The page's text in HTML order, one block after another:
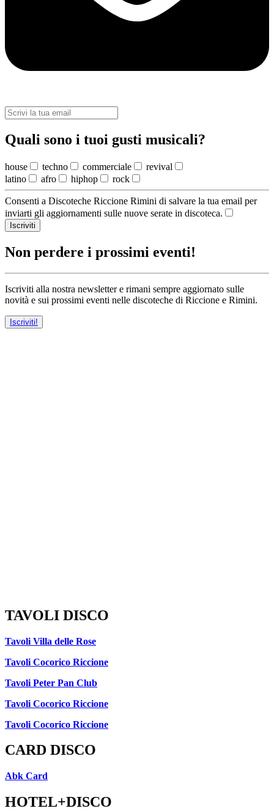
Quali sono i tuoi gusti musicali?
house techno commerciale
revival
latino
afro hiphop rock
Consenti a Discoteche Riccione Rimini di salvare la tua email per
inviarti gli aggiornamenti sulle nuove serate in discoteca.
Iscriviti
Non perdere i prossimi eventi!
Iscriviti alla nostra newsletter e rimani sempre aggiornato sulle
novità e sui prossimi eventi nelle discoteche di Riccione e Rimini.
Iscriviti!
TAVOLI DISCO
Tavoli Villa delle Rose
Tavoli Cocorico Riccione
Tavoli Peter Pan Club
Tavoli Cocorico Riccione
Tavoli Cocorico Riccione
CARD DISCO
Abk Card
HOTEL+DISCO